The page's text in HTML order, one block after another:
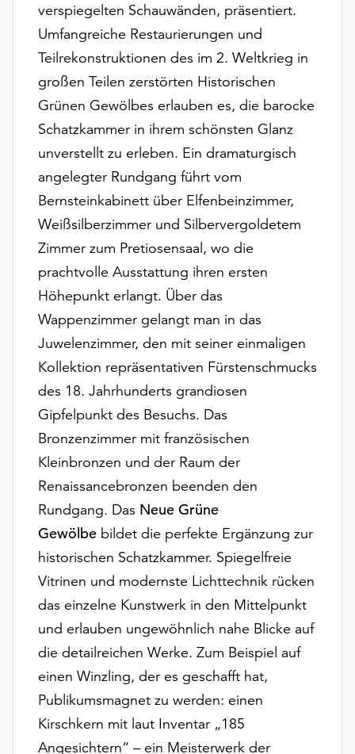
unserer
Datenschutzerklärung
oder
dem
Impressum
verspiegelten Schauwänden, präsentiert.
Umfangreiche Restaurierungen und
Teilrekonstruktionen des im 2. Weltkrieg in
großen Teilen zerstörten Historischen
Grünen Gewölbes erlauben es, die barocke
Schatzkammer in ihrem schönsten Glanz
unverstellt zu erleben. Ein dramaturgisch
angelegter Rundgang führt vom
Bernsteinkabinett über Elfenbeinzimmer,
Weißsilberzimmer und Silbervergoldetem
Zimmer zum Pretiosensaal, wo die
prachtvolle Ausstattung ihren ersten
Höhepunkt erlangt. Über das
Wappenzimmer gelangt man in das
Juwelenzimmer, den mit seiner einmaligen
Kollektion repräsentativen Fürstenschmucks
des 18. Jahrhunderts grandiosen
Gipfelpunkt des Besuchs. Das
Bronzenzimmer mit französischen
Kleinbronzen und der Raum der
Renaissancebronzen beenden den
Rundgang. Das Neue Grüne
Gewölbe bildet die perfekte Ergänzung zur
historischen Schatzkammer. Spiegelfreie
Vitrinen und modernste Lichttechnik rücken
das einzelne Kunstwerk in den Mittelpunkt
und erlauben ungewöhnlich nahe Blicke auf
die detailreichen Werke. Zum Beispiel auf
einen Winzling, der es geschafft hat,
Publikumsmagnet zu werden: einen
Kirschkern mit laut Inventar „185
Angesichtern“ – ein Meisterwerk der